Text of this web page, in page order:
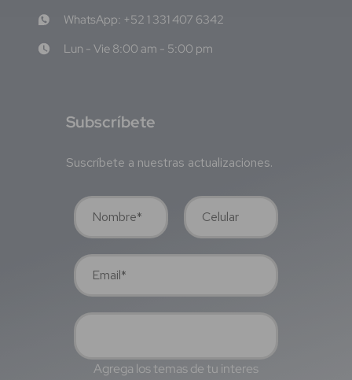
WhatsApp: +52 1 331 407 6342
Lun - Vie 8:00 am - 5:00 pm
Subscríbete
Suscríbete a nuestras actualizaciones.
Agrega los temas de tu interes